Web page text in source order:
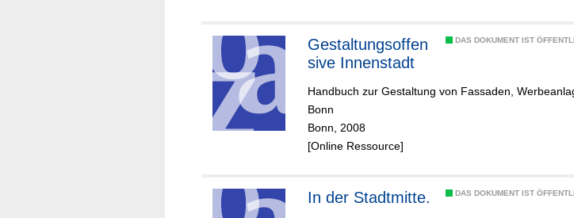
DAS DOKUMENT IST
Gestaltungsoffen
sive Innenstadt
Handbuch zur Gestaltung von Fassaden,
Bonn
Bonn, 2008
[Online Ressource]
DAS DOKUMENT IST
In der Stadtmitte.